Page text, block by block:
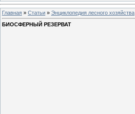
Главная » Статьи » Энциклопедия лесного хозяйства
БИОСФЕРНЫЙ РЕЗЕРВАТ